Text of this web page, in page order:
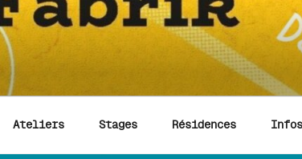
Ateliers Stages Résidences Infos